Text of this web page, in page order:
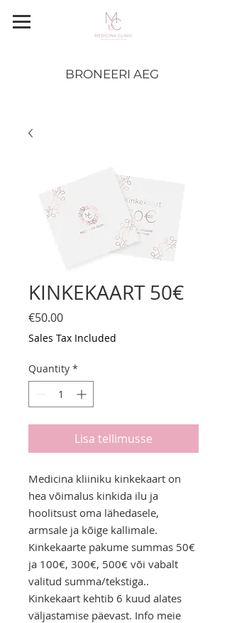
BRONEERI AEG
KINKEKAART 50€
€50.00Price
Sales Tax Included
Quantity *
Lisa tellimusse
Medicina kliiniku kinkekaart on
hea võimalus kinkida ilu ja
hoolitsust oma lähedasele,
armsale ja kõige kallimale.
Kinkekaarte pakume summas 50€
ja 100€, 300€, 500€ või vabalt
valitud summa/tekstiga..
Kinkekaart kehtib 6 kuud alates
väljastamise päevast. Info meie